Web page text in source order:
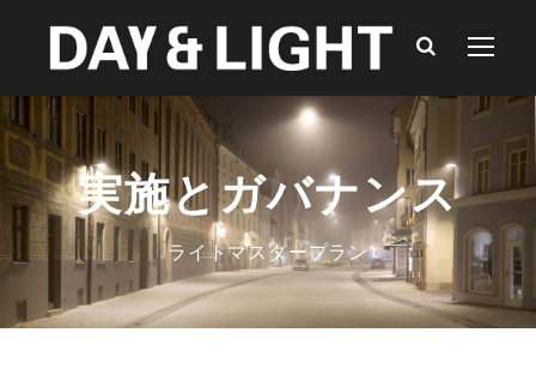
実施とガバナンス
ライトマスタープラン